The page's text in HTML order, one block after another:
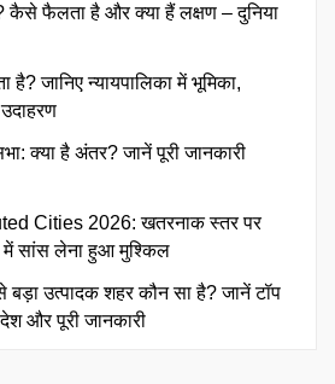
कैसे फैलता है और क्या हैं लक्षण – दुनिया
है? जानिए न्यायपालिका में भूमिका,
क्या है अंतर? जानें पूरी जानकारी
Cities 2026: खतरनाक स्तर पर
में सांस लेना हुआ मुश्किल
उत्पादक शहर कौन सा है? जानें टॉप
और पूरी जानकारी